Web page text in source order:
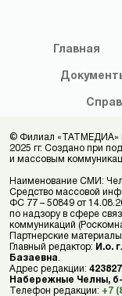
Главная
© Филиал «ТАТМЕДИА»
2025 гг. Создано при
и массовым
Наименование СМИ:
Средство массовой
ФС 77 – 50849 от
по надзору в сфере
коммуникаций
Партнерские
Главный редактор: И.о.
Базаевна
Адрес редакции:
Набережные Челны,
Телефон редакции: +7